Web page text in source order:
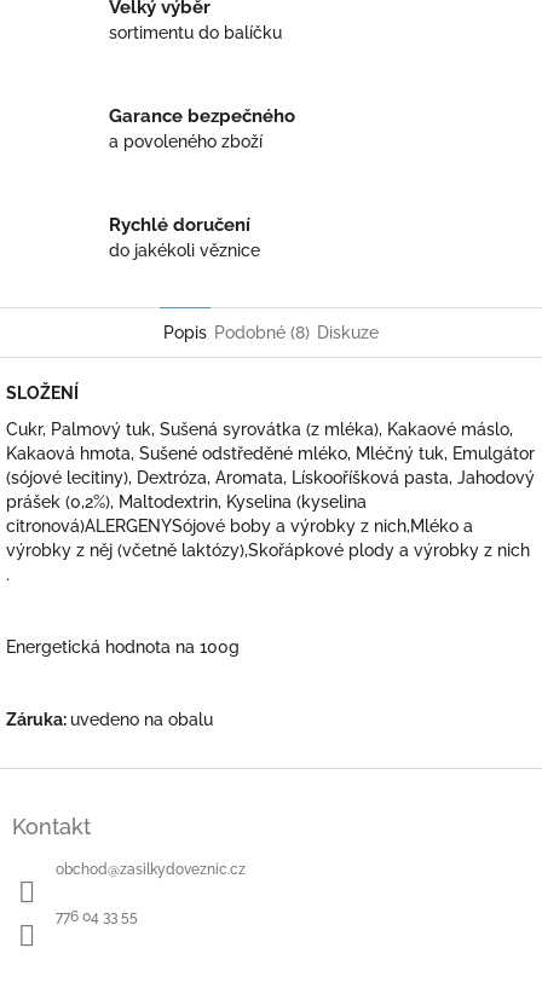
Velký výběr
sortimentu do balíčku
Garance bezpečného
a povoleného zboží
Rychlé doručení
do jakékoli věznice
Popis Podobné (8) Diskuze
SLOŽENÍ
Cukr, Palmový tuk, Sušená syrovátka (z mléka), Kakaové máslo,
Kakaová hmota, Sušené odstředěné mléko, Mléčný tuk, Emulgátor
(sójové lecitiny), Dextróza, Aromata, Lískooříšková pasta, Jahodový
prášek (0,2%), Maltodextrin, Kyselina (kyselina
citronová)ALERGENYSójové boby a výrobky z nich,Mléko a
výrobky z něj (včetně laktózy),Skořápkové plody a výrobky z nich
.
Energetická hodnota na 100g
Záruka: uvedeno na obalu
Kontakt
obchod@zasilkydoveznic.cz
776 04 33 55